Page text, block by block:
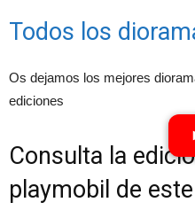
Todos los
Os dejamos los mejores
ediciones
Consulta la
playmobil de